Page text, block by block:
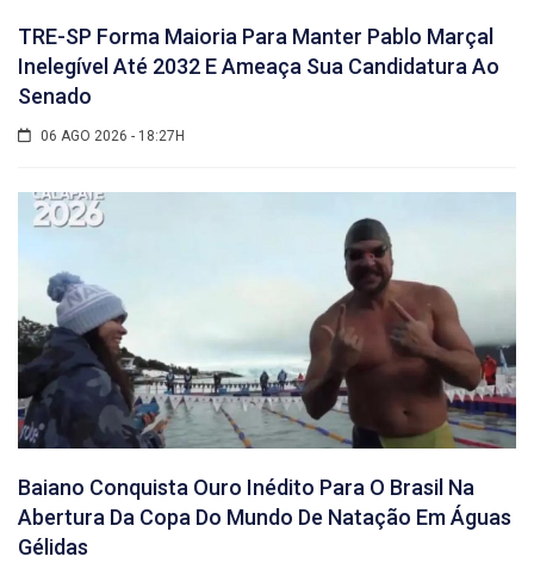
TRE-SP Forma Maioria Para Manter Pablo Marçal
Inelegível Até 2032 E Ameaça Sua Candidatura Ao
Senado
06 AGO 2026 - 18:27H
Baiano Conquista Ouro Inédito Para O Brasil Na
Abertura Da Copa Do Mundo De Natação Em Águas
Gélidas